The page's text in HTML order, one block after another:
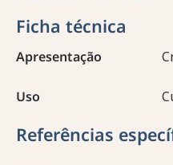
Ficha técnica
Apresentação
Uso
Referências